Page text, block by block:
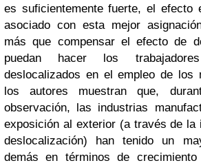
es suficientemente fuerte, el efecto
asociado con esta mejor
más que compensar el efecto de
puedan hacer los
deslocalizados en el empleo de los
los autores muestran que,
observación, las industrias
exposición al exterior (a través de la
deslocalización) han tenido un
demás en términos de